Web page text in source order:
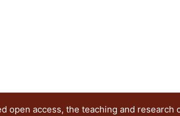
access, the teaching and research